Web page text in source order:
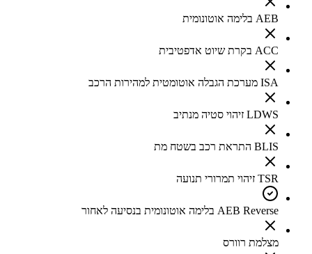
AEB בלימה אוטונומית
ACC בקרת שיוט אדפטיבית
ISA מערכת הגבלה אוטומטית למהירות הרכב
LDWS זיהוי סטיה מנתיב
BLIS התראת רכב בשטח מת
TSR זיהוי תמרורי תנועה
AEB Reverse בלימה אוטונומית בנסיעה לאחור
מצלמת רוורס